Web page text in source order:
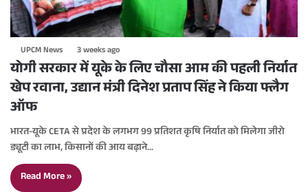
UPCM News 3 weeks ago
योगी सरकार में यूके के लिए चौसा आम की पहली निर्यात
खेप रवाना, उद्यान मंत्री दिनेश प्रताप सिंह ने किया फ्लैग
ऑफ
भारत-यूके CETA से प्रदेश के लगभग 99 प्रतिशत कृषि निर्यात को मिलेगा जीरो
ड्यूटी का लाभ, किसानों की आय बढ़ाने…
Read More »